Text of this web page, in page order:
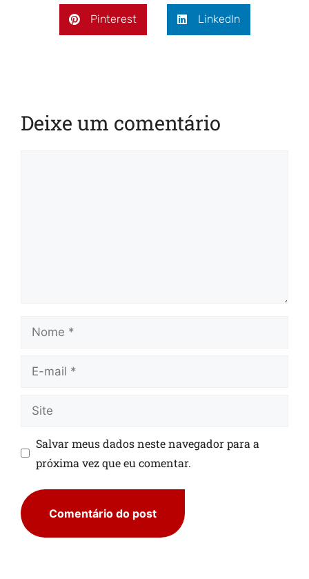
Pinterest LinkedIn
Deixe um comentário
Salvar meus dados neste navegador para a
próxima vez que eu comentar.